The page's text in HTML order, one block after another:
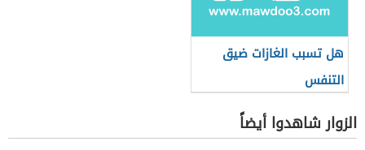
هل تسبب الغازات ضيق
التنفس
الزوار شاهدوا أيضاً